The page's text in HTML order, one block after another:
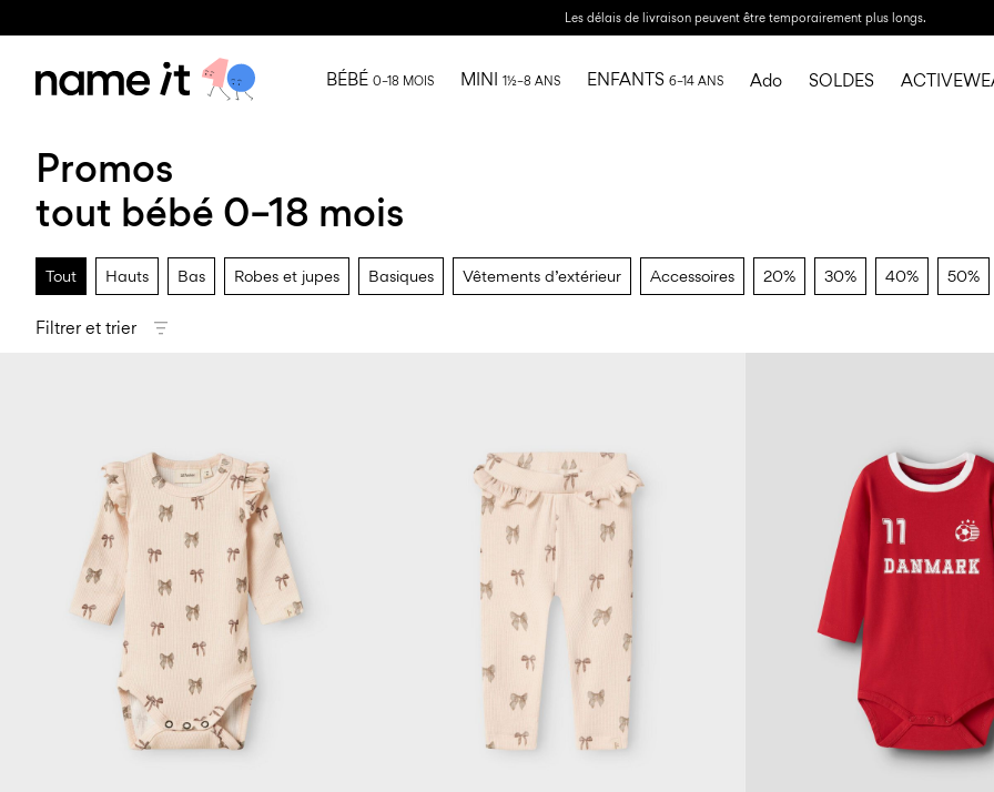
Les délais de livraison peuvent être temporairement plus longs.
BÉBÉ 0–18 MOIS MINI 1½–8 ANS ENFANTS 6–14 ANS Ado SOLDES
Promos
tout bébé 0–18 mois
Tout Hauts Bas Robes et jupes Basiques Vêtements d’extérieur Accessoires 20% 30% 40% 50%
Filtrer et trier